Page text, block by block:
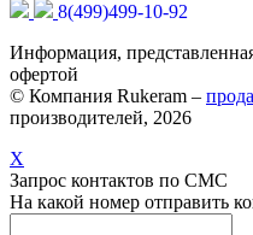
8(499)499-10-92
Информация,
офертой
© Компания Rukeram –
производителей, 2026
X
Запрос контактов по СМС
На какой номер отправить